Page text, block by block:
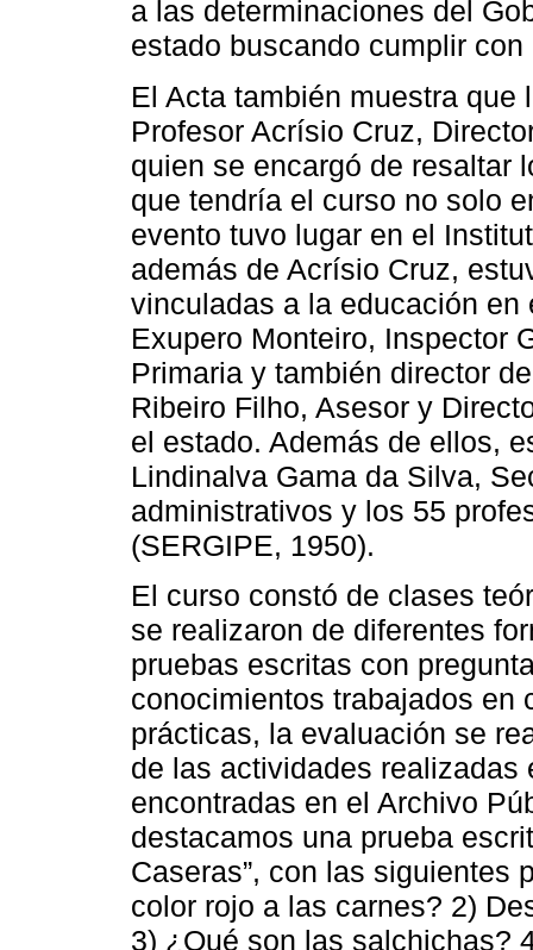
a las determinaciones del
estado buscando cumplir
El Acta también muestra
Profesor Acrísio Cruz,
quien se encargó de resaltar
que tendría el curso no solo
evento tuvo lugar en el
además de Acrísio Cruz,
vinculadas a la educación
Exupero Monteiro, Inspector
Primaria y también director
Ribeiro Filho, Asesor y
el estado. Además de ellos,
Lindinalva Gama da Silva,
administrativos y los 55
(SERGIPE, 1950).
El curso constó de clases
se realizaron de diferentes
pruebas escritas con
conocimientos trabajados en
prácticas, la evaluación se
de las actividades
encontradas en el Archivo
destacamos una prueba
Caseras”, con las siguientes
color rojo a las carnes? 2)
3) ¿Qué son las salchichas?